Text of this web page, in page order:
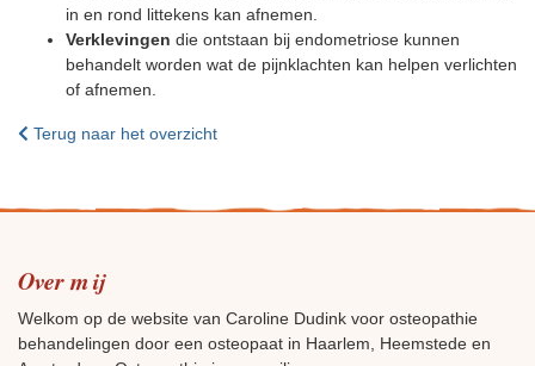
in en rond littekens kan afnemen.
Verklevingen die ontstaan bij endometriose kunnen
behandelt worden wat de pijnklachten kan helpen verlichten
of afnemen.
Terug naar het overzicht
Over mij
Welkom op de website van Caroline Dudink voor osteopathie
behandelingen door een osteopaat in Haarlem, Heemstede en